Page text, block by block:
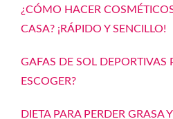
¿CÓMO HACER
CASA? ¡RÁPIDO Y SENCILLO!
GAFAS DE SOL DEPORTIVAS
ESCOGER?
DIETA PARA PERDER GRASA